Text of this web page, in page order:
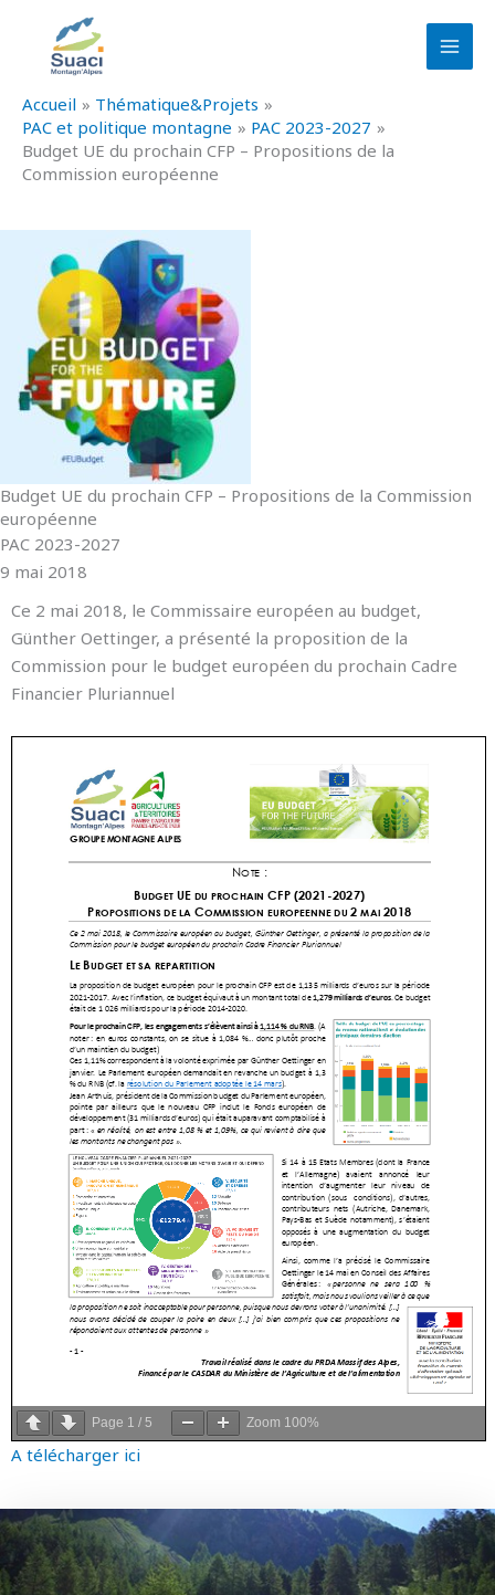
contenu
Accueil
Thématique&Projets
PAC et politique montagne
PAC 2023-2027
Budget UE du prochain CFP – Propositions de la
Commission européenne
Budget UE du prochain CFP – Propositions de la Commission
européenne
PAC 2023-2027
9 mai 2018
Ce 2 mai 2018, le Commissaire européen au budget,
Günther Oettinger, a présenté la proposition de la
Commission pour le budget européen du prochain Cadre
Financier Pluriannuel
Page 1 / 5 Zoom 100%
A télécharger ici